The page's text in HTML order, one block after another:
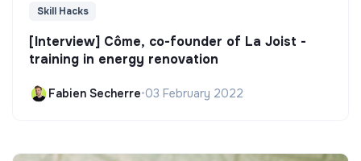
Skill Hacks
[Interview] Côme, co-founder of La Joist -
training in energy renovation
Fabien Secherre•03 February 2022